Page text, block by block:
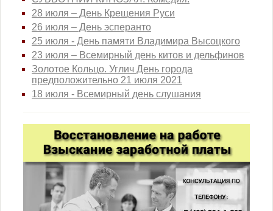
28 июля – День Крещения Руси
26 июля – День эсперанто
25 июля - День памяти Владимира Высоцкого
23 июля – Всемирный день китов и дельфинов
Золотое Кольцо. Углич День города
предположительно 21 июля 2021
18 июля - Всемирный день слушания